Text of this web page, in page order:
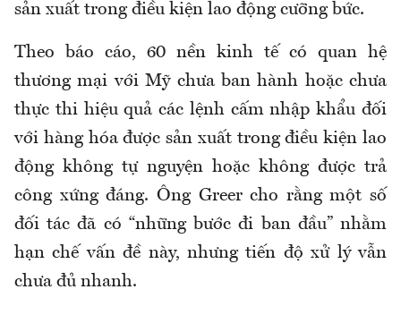
sản xuất trong điều kiện lao động cưỡng bức.
Theo báo cáo, 60 nền kinh tế có quan hệ
thương mại với Mỹ chưa ban hành hoặc chưa
thực thi hiệu quả các lệnh cấm nhập khẩu đối
với hàng hóa được sản xuất trong điều kiện lao
động không tự nguyện hoặc không được trả
công xứng đáng. Ông Greer cho rằng một số
đối tác đã có “những bước đi ban đầu” nhằm
hạn chế vấn đề này, nhưng tiến độ xử lý vẫn
chưa đủ nhanh.